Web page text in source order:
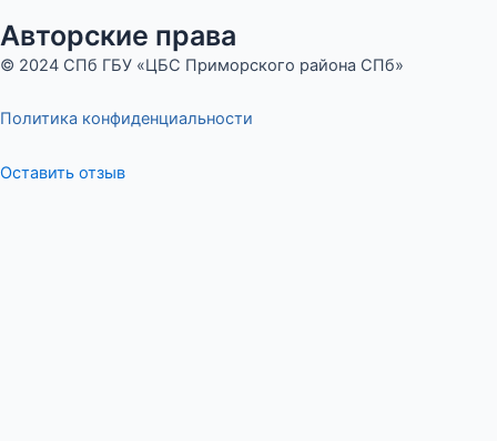
Авторские права
© 2024 СПб ГБУ «ЦБС Приморского района СПб»
Политика конфиденциальности
Оставить отзыв